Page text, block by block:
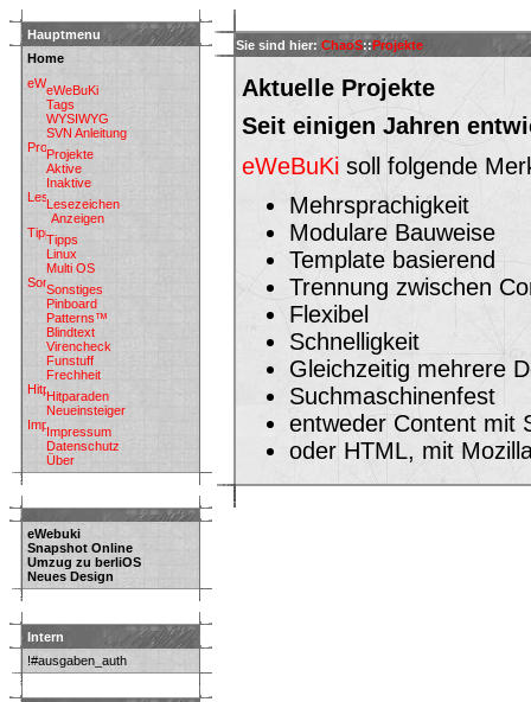
Hauptmenu
Home
eWeBuKi
Tags
WYSIWYG
SVN Anleitung
Projekte
Aktive
Inaktive
Lesezeichen
Anzeigen
Tipps
Linux
Multi OS
Sonstiges
Pinboard
Patterns™
Blindtext
Virencheck
Funstuff
Frechheit
Hitparaden
Neueinsteiger
Impressum
Datenschutz
Über
eWebuki
Snapshot Online
Umzug zu berliOS
Neues Design
Intern
!#ausgaben_auth
Sie sind hier: ChaoS::Projekte
Aktuelle Projekte
Seit einigen Jahren
eWeBuKi soll folgende
Mehrsprachigkeit
Modulare Bauweise
Template basierend
Trennung zwischen
Flexibel
Schnelligkeit
Gleichzeitig mehrere
Suchmaschinenfest
entweder Content mit
oder HTML, mit